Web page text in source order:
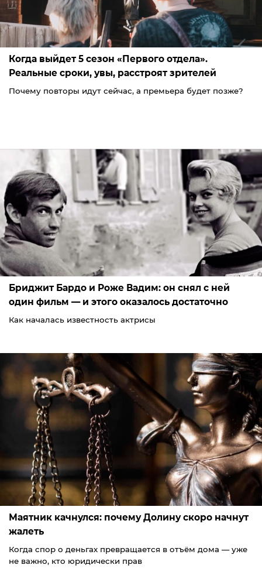
Когда выйдет 5 сезон «Первого отдела».
Реальные сроки, увы, расстроят зрителей
Почему повторы идут сейчас, а премьера будет позже?
Бриджит Бардо и Роже Вадим: он снял с ней
один фильм — и этого оказалось достаточно
Как началась известность актрисы
Маятник качнулся: почему Долину скоро начнут
жалеть
Когда спор о деньгах превращается в отъём дома — уже
не важно, кто юридически прав